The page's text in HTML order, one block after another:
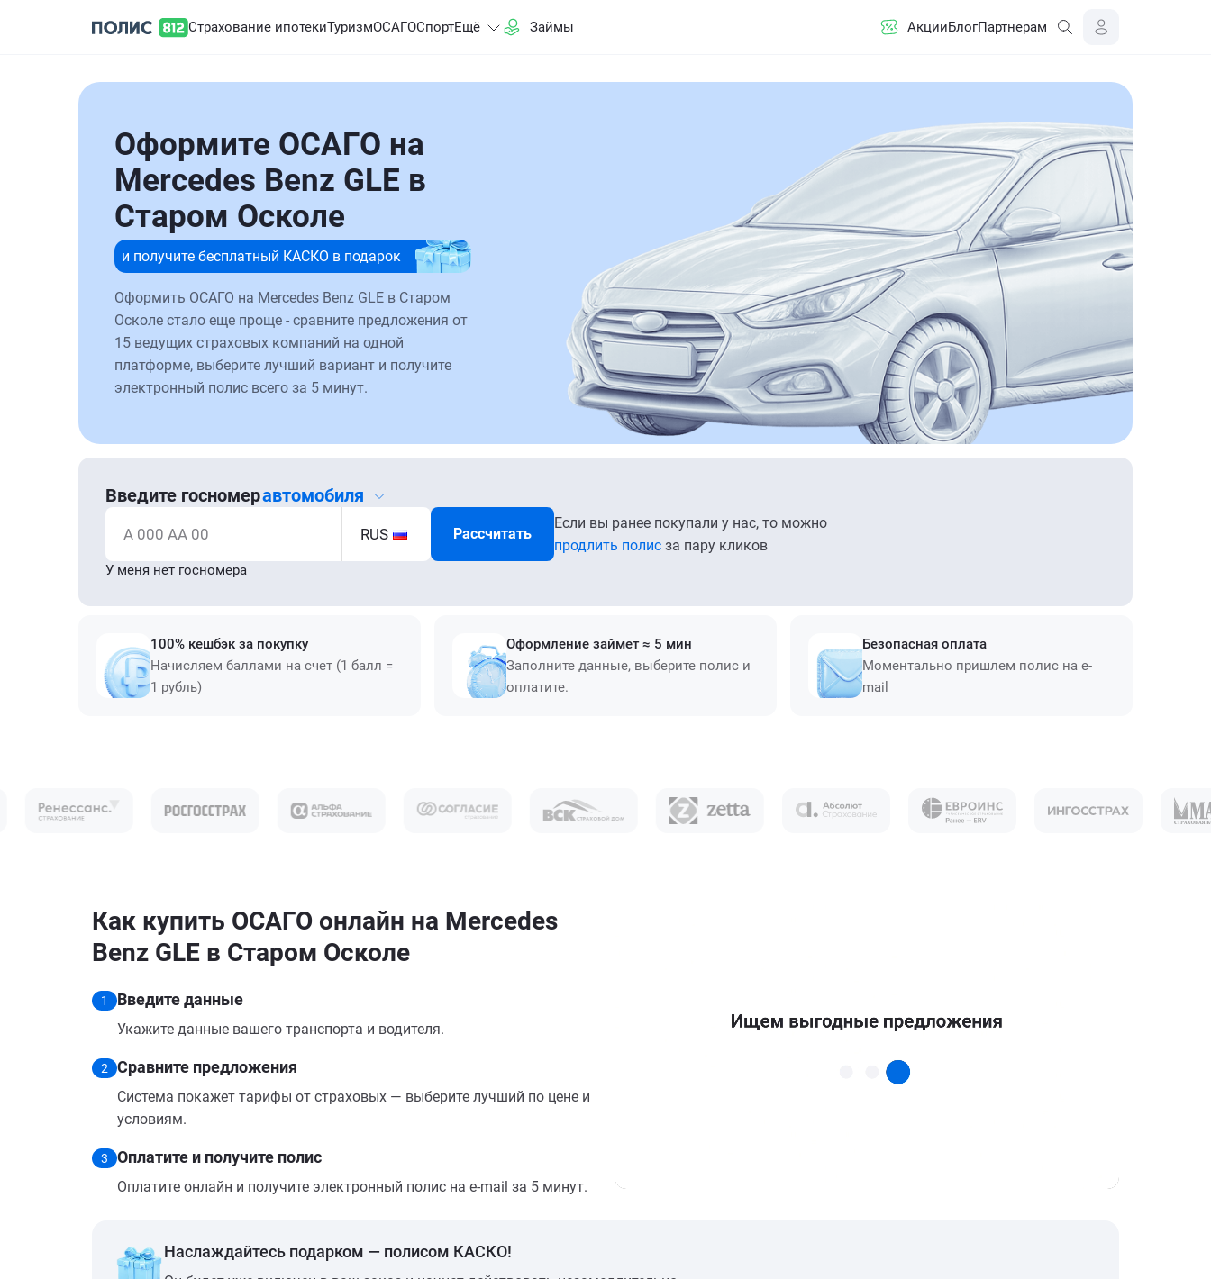
Страхование ипотекиТуризмОСАГОСпортЕщё Займы АкцииБлогПартнерам
Оформите ОСАГО на
Mercedes Benz GLE в
Старом Осколе
и получите бесплатный КАСКО в подарок
Оформить ОСАГО на Mercedes Benz GLE в Старом
Осколе стало еще проще - сравните предложения от
15 ведущих страховых компаний на одной
платформе, выберите лучший вариант и получите
электронный полис всего за 5 минут.
Введите госномеравтомобиля
А 000 АА 00 RUS Рассчитать
Если вы ранее покупали у нас, то можно
продлить полис за пару кликов
У меня нет госномера
100% кешбэк за покупку
Начисляем баллами на счет (1 балл =
1 рубль)
Оформление займет ≈ 5 мин
Заполните данные, выберите полис и
оплатите.
Безопасная оплата
Моментально пришлем полис на e-
mail
Как купить ОСАГО онлайн на Mercedes
Benz GLE в Старом Осколе
1 Введите данные
Укажите данные вашего транспорта и водителя.
2 Сравните предложения
Система покажет тарифы от страховых — выберите лучший по цене и
условиям.
3 Оплатите и получите полис
Оплатите онлайн и получите электронный полис на e-mail за 5 минут.
Наслаждайтесь подарком — полисом КАСКО!